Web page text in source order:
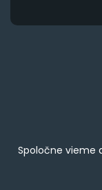
Spoločne vieme